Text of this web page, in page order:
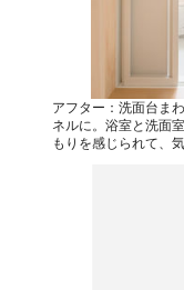
アフター：洗面台ま
ネルに。浴室と洗面
もりを感じられて、